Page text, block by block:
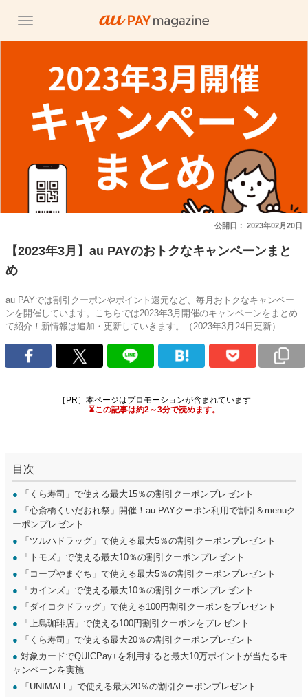
公開日： 2023年02月20日
【2023年3月】au PAYのおトクなキャンペーンまと
め
au PAYでは割引クーポンやポイント還元など、毎月おトクなキャンペー
ンを開催しています。こちらでは2023年3月開催のキャンペーンをまとめ
て紹介！新情報は追加・更新していきます。（2023年3月24日更新）
［PR］本ページはプロモーションが含まれています
⏳この記事は約2～3分で読めます。
目次
● 「くら寿司」で使える最大15％の割引クーポンプレゼント
● 「心斎橋くいだおれ祭」開催！au PAYクーポン利用で割引＆menuク
ーポンプレゼント
● 「ツルハドラッグ」で使える最大5％の割引クーポンプレゼント
● 「トモズ」で使える最大10％の割引クーポンプレゼント
● 「コープやまぐち」で使える最大5％の割引クーポンプレゼント
● 「カインズ」で使える最大10％の割引クーポンプレゼント
● 「ダイコクドラッグ」で使える100円割引クーポンをプレゼント
● 「上島珈琲店」で使える100円割引クーポンをプレゼント
● 「くら寿司」で使える最大20％の割引クーポンプレゼント
● 対象カードでQUICPay+を利用すると最大10万ポイントが当たるキ
ャンペーンを実施
● 「UNIMALL」で使える最大20％の割引クーポンプレゼント